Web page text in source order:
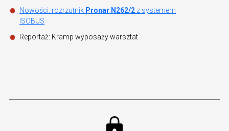
Nowości: rozrzutnik Pronar N262/2 z systemem
ISOBUS
Reportaż: Kramp wyposaży warsztat